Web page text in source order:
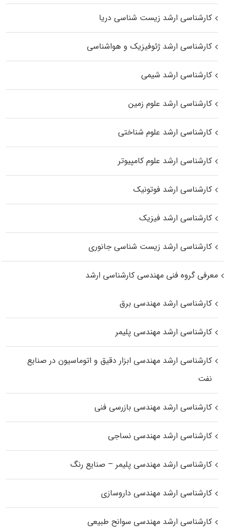
کارشناسی ارشد زیست‌ شناسی دریا
کارشناسی ارشد ژئوفیزیک و هواشناسی
کارشناسی ارشد شیمی
کارشناسی ارشد علوم زمین
کارشناسی ارشد علوم شناختی
کارشناسی ارشد علوم کامپیوتر
کارشناسی ارشد فوتونیک
کارشناسی ارشد فیزیک
کارشناسی ارشد زیست‌ شناسی جانوری
معرفی گروه فنی مهندسی کارشناسی ارشد
کارشناسی ارشد مهندسی برق
کارشناسی ارشد مهندسی پلیمر
کارشناسی ارشد مهندسی ابزار دقیق و اتوماسیون در صنایع
نفت
کارشناسی ارشد مهندسی بازرسی فنی
کارشناسی ارشد مهندسی نساجی
کارشناسی ارشد مهندسی پلیمر – صنایع رنگ
کارشناسی ارشد مهندسی داروسازی
کارشناسی ارشد مهندسی سوانح طبیعی